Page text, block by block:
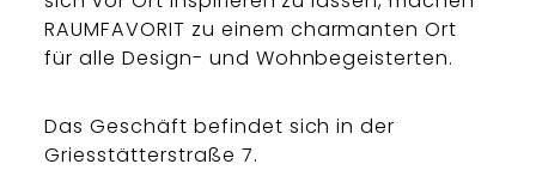
RAUMFAVORIT zu einem charmanten Ort
für alle Design- und Wohnbegeisterten.
Das Geschäft befindet sich in der
Griesstätterstraße 7.